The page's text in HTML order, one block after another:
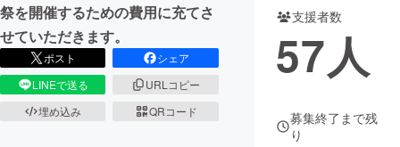
祭を開催するための費用に充てさ
せていただきます。
ポスト
シェア
LINEで送る
URLコピー
埋め込み
QRコード
支援者数
57人
募集終了まで残
り